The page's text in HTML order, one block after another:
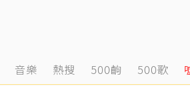
音樂 熱搜 500齣 500歌